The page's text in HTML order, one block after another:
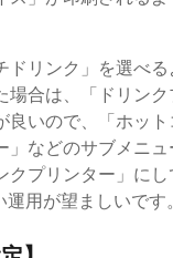
ドリンク」を選べ
場合は、「ドリン
良いので、「ホッ
」などのサブメニ
クプリンター」に
用が望ましいです。